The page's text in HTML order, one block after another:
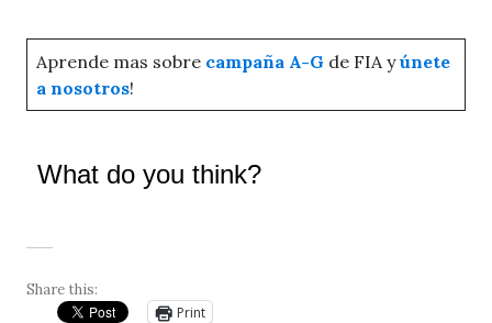
Aprende mas sobre campaña A-G de FIA yúnete
a nosotros!
What do you think?
Share this:
Print